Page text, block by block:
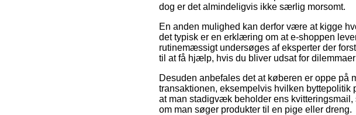
dog er det almindeligvis ikke særlig morsomt.
En anden mulighed kan derfor være at kigge
det typisk er en erklæring om at e-shoppen
rutinemæssigt undersøges af eksperter der
til at få hjælp, hvis du bliver udsat for
Desuden anbefales det at køberen er oppe
transaktionen, eksempelvis hvilken byttepolitik
at man stadigvæk beholder ens
om man søger produkter til en pige eller dreng.